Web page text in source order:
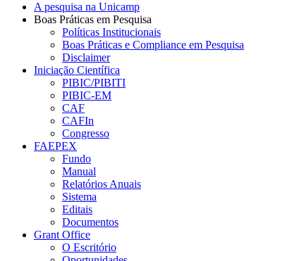
A pesquisa na Unicamp
Boas Práticas em Pesquisa
Políticas Institucionais
Boas Práticas e Compliance em Pesquisa
Disclaimer
Iniciação Científica
PIBIC/PIBITI
PIBIC-EM
CAF
CAFIn
Congresso
FAEPEX
Fundo
Manual
Relatórios Anuais
Sistema
Editais
Documentos
Grant Office
O Escritório